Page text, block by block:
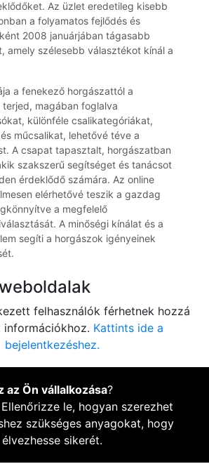
Az üzlet eredetileg kisebb
a folyamatos fejlődés és
2008 januárjában tágasabb
amely szélesebb választékot kínál a
a fenekező horgászattól a
magában foglalva
különféle csalikategóriákat,
műcsalikat, lehetővé téve a
A csapat tapasztalt, horgászatban
szakszerű segítséget és tanácsot
érdeklődő számára. Az online
elérhetővé teszik a gazdag
a megfelelő
A minőségi kínálat és a
segíti a horgászok igényeinek
felhasználók férhetnek hozzá
információkhoz. Kattints ide a
bejelentkezéshez.
az Ön vállalkozása?
Ellenőrizze le, hogyan szerezhet
szükséges anyagokat, hogy
élvezhesse sikerét.